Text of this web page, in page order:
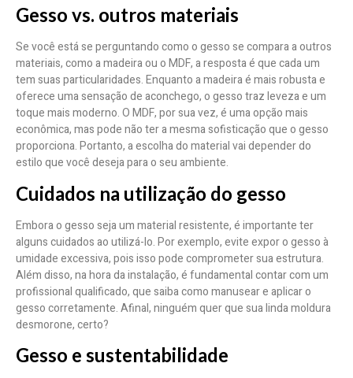
Gesso vs. outros materiais
Se você está se perguntando como o gesso se compara a outros
materiais, como a madeira ou o MDF, a resposta é que cada um
tem suas particularidades. Enquanto a madeira é mais robusta e
oferece uma sensação de aconchego, o gesso traz leveza e um
toque mais moderno. O MDF, por sua vez, é uma opção mais
econômica, mas pode não ter a mesma sofisticação que o gesso
proporciona. Portanto, a escolha do material vai depender do
estilo que você deseja para o seu ambiente.
Cuidados na utilização do gesso
Embora o gesso seja um material resistente, é importante ter
alguns cuidados ao utilizá-lo. Por exemplo, evite expor o gesso à
umidade excessiva, pois isso pode comprometer sua estrutura.
Além disso, na hora da instalação, é fundamental contar com um
profissional qualificado, que saiba como manusear e aplicar o
gesso corretamente. Afinal, ninguém quer que sua linda moldura
desmorone, certo?
Gesso e sustentabilidade